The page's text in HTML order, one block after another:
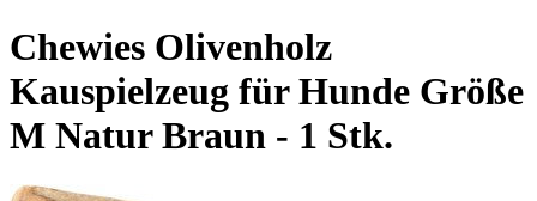
Chewies Olivenholz
Kauspielzeug für Hunde Größe
M Natur Braun - 1 Stk.